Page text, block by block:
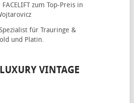
zum Top-Preis in
für Trauringe &
und Platin.
VINTAGE